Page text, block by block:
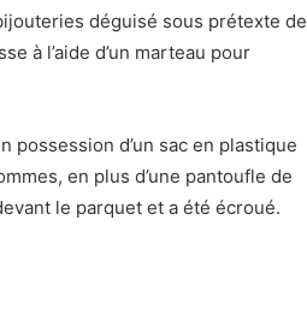
déguisé sous prétexte de
à l’aide d’un marteau pour
possession d’un sac en plastique
en plus d’une pantoufle de
le parquet et a été écroué.